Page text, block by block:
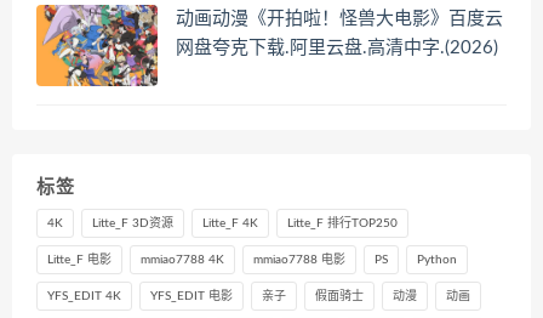
动画动漫《开拍啦！怪兽大电影》百度云
网盘夸克下载.阿里云盘.高清中字.(2026)
标签
4K Litte_F 3D资源 Litte_F 4K Litte_F 排行TOP250
Litte_F 电影 mmiao7788 4K mmiao7788 电影 PS Python
YFS_EDIT 4K YFS_EDIT 电影 亲子 假面骑士 动漫 动画